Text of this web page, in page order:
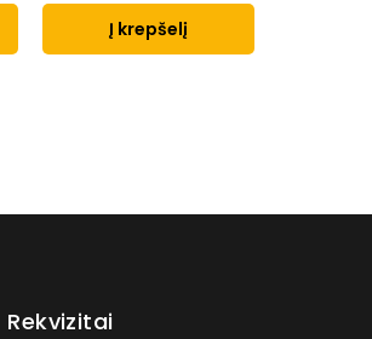
Į krepšelį
Rekvizitai